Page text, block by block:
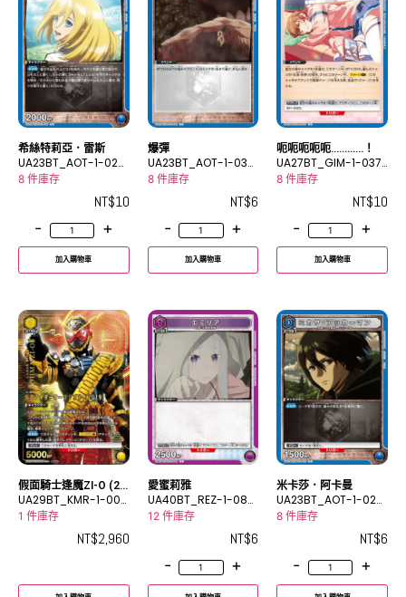
希絲特莉亞．雷斯
UA23BT_AOT-1-020
U
8 件庫存
NT$10
-
+
加入購物車
爆彈
UA23BT_AOT-1-032
C
8 件庫存
NT$6
-
+
加入購物車
呃呃呃呃呃…………！
UA27BT_GIM-1-037
U
8 件庫存
NT$10
-
+
加入購物車
假面騎士逢魔ZI-O (20
19)
UA29BT_KMR-1-004
_2SR★★
1 件庫存
NT$2,960
愛蜜莉雅
UA40BT_REZ-1-084
C
12 件庫存
NT$6
-
+
米卡莎．阿卡曼
UA23BT_AOT-1-023
C
8 件庫存
NT$6
-
+